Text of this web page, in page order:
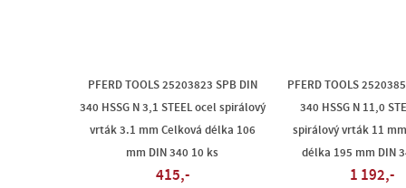
PFERD TOOLS 25203823 SPB DIN
340 HSSG N 3,1 STEEL ocel spirálový
vrták 3.1 mm Celková délka 106
mm DIN 340 10 ks
415,-
PFERD TOOLS
340 HSSG N 11,0
spirálový vrták 11
délka 195 mm DIN
1 192,-